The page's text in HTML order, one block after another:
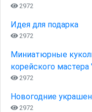
2972
Идея для подарка
2972
Миниатюрные
корейского
2972
Новогодние
2972